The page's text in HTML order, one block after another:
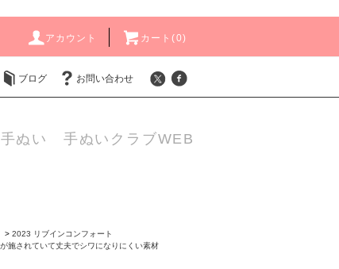
アカウント カート(0)
ブログ お問い合わせ
ぬい 手ぬいクラブWEB
> 2023 リブインコンフォート
施されていて丈夫でシワになりにくい素材